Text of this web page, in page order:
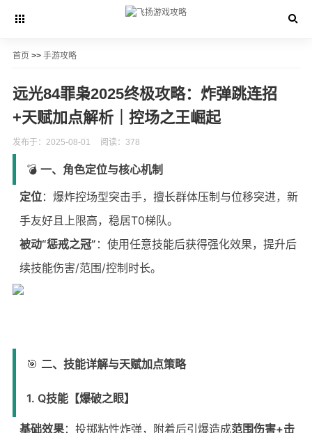
首页 >> 手游攻略
远光84罪枭2025终极攻略：炸弹跳连招
+天赋加点解析｜控场之王崛起
发布于：2025-08-01 阅读：378
💣 一、角色定位与核心机制
定位：爆炸控场型突击手，擅长群体压制与位移突进，新
手友好且上限高，稳居T0梯队。
被动“惩戒之冠” ：使用任意技能后获得强化效果，提升后
续技能伤害/范围/控制时长。
🎯 二、技能详解与天赋加点策略
1. Q技能【爆破之眼】
基础效果：投掷粘性炸弹，附着后引爆造成范围伤害+击